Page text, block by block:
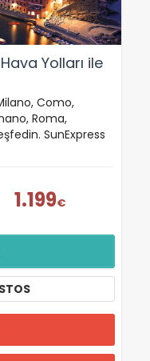
Yolları ile
Como,
Roma,
SunExpress
1.199€